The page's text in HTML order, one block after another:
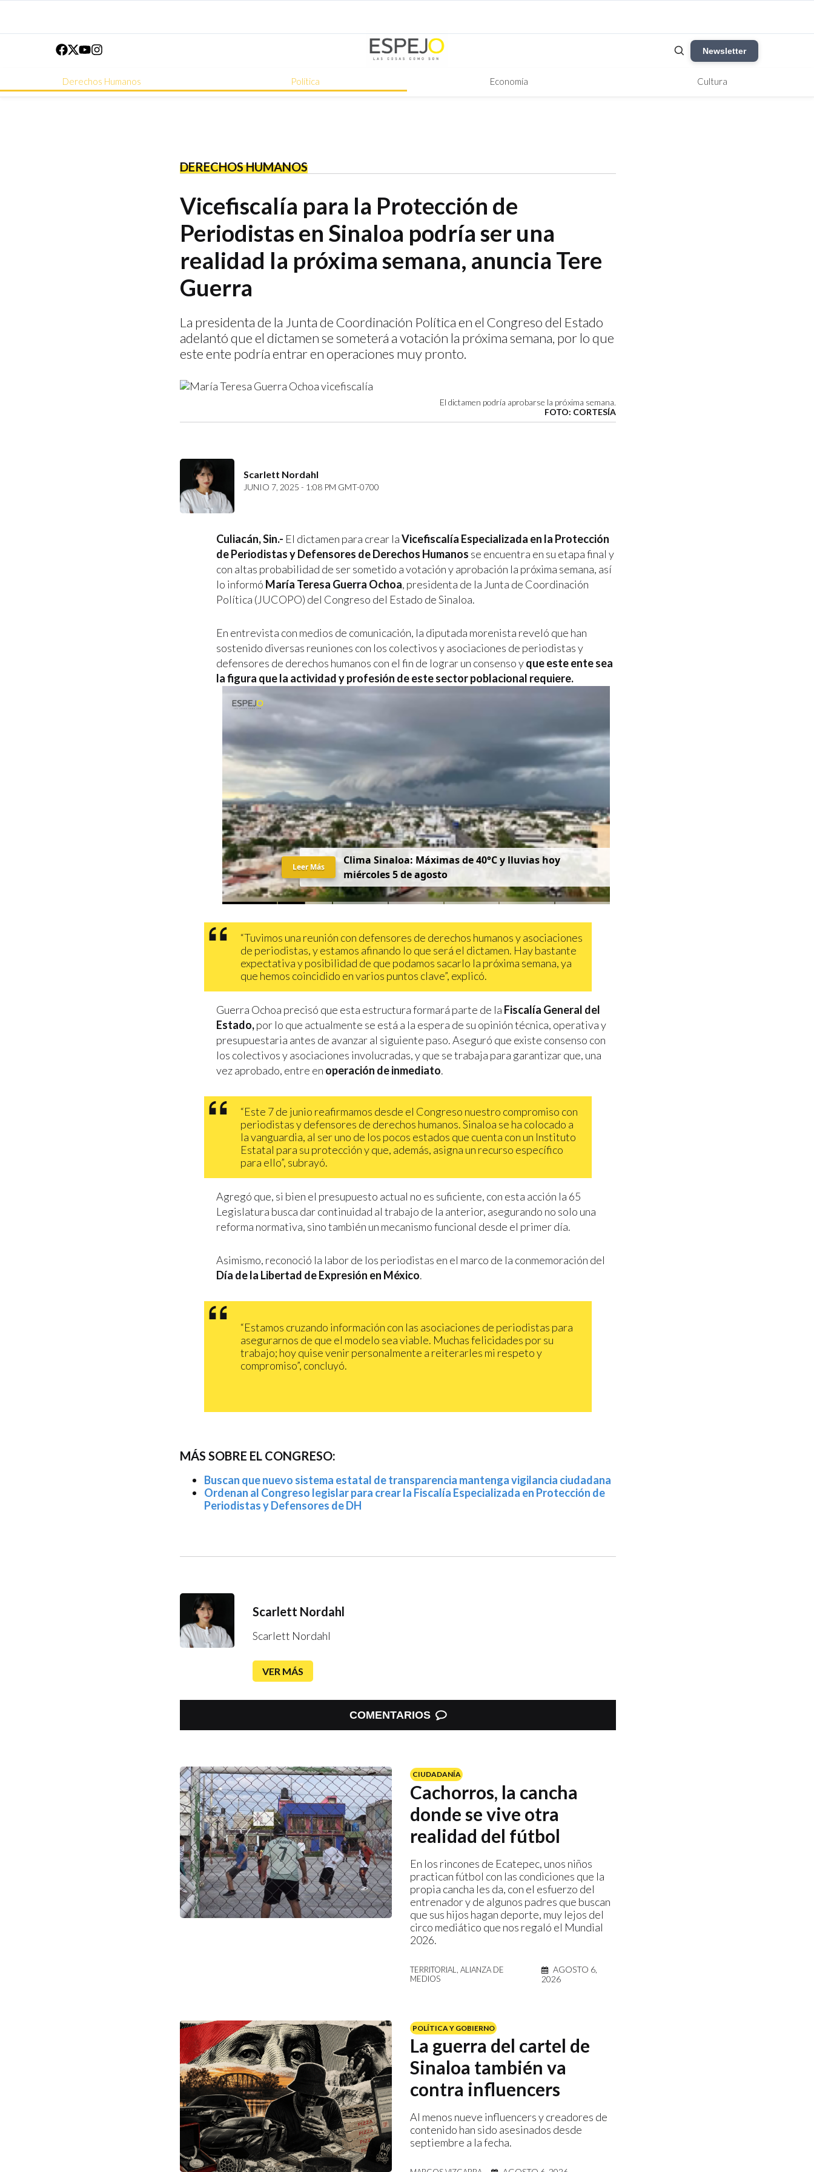
Newsletter
Derechos Humanos Política Economía Cultura
DERECHOS HUMANOS
Vicefiscalía para la Protección de
Periodistas en Sinaloa podría ser una
realidad la próxima semana, anuncia Tere
Guerra
La presidenta de la Junta de Coordinación Política en el Congreso del Estado
adelantó que el dictamen se someterá a votación la próxima semana, por lo que
este ente podría entrar en operaciones muy pronto.
El dictamen podría aprobarse la próxima semana.
FOTO: CORTESÍA
Scarlett Nordahl
JUNIO 7, 2025 - 1:08 PM GMT-0700
Culiacán, Sin.- El dictamen para crear laVicefiscalía Especializada en la Protección
de Periodistas y Defensores de Derechos Humanos se encuentra en su etapa final y
con altas probabilidad de ser sometido a votación y aprobación la próxima semana, así
lo informó María Teresa Guerra Ochoa, presidenta de la Junta de Coordinación
Política (JUCOPO) del Congreso del Estado de Sinaloa.
En entrevista con medios de comunicación, la diputada morenista reveló que han
sostenido diversas reuniones con los colectivos y asociaciones de periodistas y
defensores de derechos humanos con el fin de lograr un consenso yque este ente sea
la figura que la actividad y profesión de este sector poblacional requiere.
Clima Sinaloa: Máximas de 40°C y lluvias hoy
miércoles 5 de agosto
Leer Más
“Tuvimos una reunión con defensores de derechos humanos y asociaciones
de periodistas, y estamos afinando lo que será el dictamen. Hay bastante
expectativa y posibilidad de que podamos sacarlo la próxima semana, ya
que hemos coincidido en varios puntos clave”, explicó.
Guerra Ochoa precisó que esta estructura formará parte de la Fiscalía General del
Estado,por lo que actualmente se está a la espera de su opinión técnica, operativa y
presupuestaria antes de avanzar al siguiente paso. Aseguró que existe consenso con
los colectivos y asociaciones involucradas, y que se trabaja para garantizar que, una
vez aprobado, entre en operación de inmediato.
“Este 7 de junio reafirmamos desde el Congreso nuestro compromiso con
periodistas y defensores de derechos humanos. Sinaloa se ha colocado a
la vanguardia, al ser uno de los pocos estados que cuenta con un Instituto
Estatal para su protección y que, además, asigna un recurso específico
para ello”, subrayó.
Agregó que, si bien el presupuesto actual no es suficiente, con esta acción la 65
Legislatura busca dar continuidad al trabajo de la anterior, asegurando no solo una
reforma normativa, sino también un mecanismo funcional desde el primer día.
Asimismo, reconoció la labor de los periodistas en el marco de la conmemoración del
Día de la Libertad de Expresión en México.
“Estamos cruzando información con las asociaciones de periodistas para
asegurarnos de que el modelo sea viable. Muchas felicidades por su
trabajo; hoy quise venir personalmente a reiterarles mi respeto y
compromiso”, concluyó.
MÁS SOBRE EL CONGRESO:
Buscan que nuevo sistema estatal de transparencia mantenga vigilancia ciudadana
Ordenan al Congreso legislar para crear la Fiscalía Especializada en Protección de
Periodistas y Defensores de DH
Scarlett Nordahl
Scarlett Nordahl
VER MÁS
COMENTARIOS
CIUDADANÍA
Cachorros, la cancha
donde se vive otra
realidad del fútbol
En los rincones de Ecatepec, unos niños
practican fútbol con las condiciones que la
propia cancha les da, con el esfuerzo del
entrenador y de algunos padres que buscan
que sus hijos hagan deporte, muy lejos del
circo mediático que nos regaló el Mundial
2026.
TERRITORIAL, ALIANZA DE
MEDIOS
AGOSTO 6,
2026
POLÍTICA Y GOBIERNO
La guerra del cartel de
Sinaloa también va
contra influencers
Al menos nueve influencers y creadores de
contenido han sido asesinados desde
septiembre a la fecha.